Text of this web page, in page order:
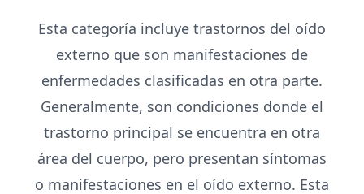
Esta categoría incluye trastornos del oído
externo que son manifestaciones de
enfermedades clasificadas en otra parte.
Generalmente, son condiciones donde el
trastorno principal se encuentra en otra
área del cuerpo, pero presentan síntomas
o manifestaciones en el oído externo. Esta